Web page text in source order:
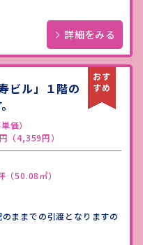
詳細をみる
ビル」１階の
価）
（4,359円）
（50.08㎡）
ままでの引渡となりますの